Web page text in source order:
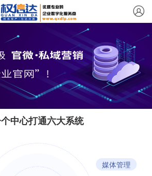
中心打通六大系统
媒体管理